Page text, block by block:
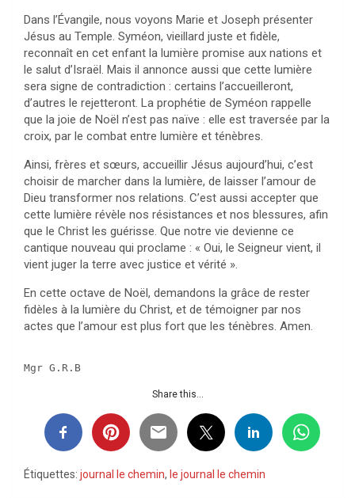
Dans l’Évangile, nous voyons Marie et Joseph présenter
Jésus au Temple. Syméon, vieillard juste et fidèle,
reconnaît en cet enfant la lumière promise aux nations et
le salut d’Israël. Mais il annonce aussi que cette lumière
sera signe de contradiction : certains l’accueilleront,
d’autres le rejetteront. La prophétie de Syméon rappelle
que la joie de Noël n’est pas naïve : elle est traversée par la
croix, par le combat entre lumière et ténèbres.
Ainsi, frères et sœurs, accueillir Jésus aujourd’hui, c’est
choisir de marcher dans la lumière, de laisser l’amour de
Dieu transformer nos relations. C’est aussi accepter que
cette lumière révèle nos résistances et nos blessures, afin
que le Christ les guérisse. Que notre vie devienne ce
cantique nouveau qui proclame : « Oui, le Seigneur vient, il
vient juger la terre avec justice et vérité ».
En cette octave de Noël, demandons la grâce de rester
fidèles à la lumière du Christ, et de témoigner par nos
actes que l’amour est plus fort que les ténèbres. Amen.
Mgr G.R.B
Share this...
Étiquettes: journal le chemin, le journal le chemin